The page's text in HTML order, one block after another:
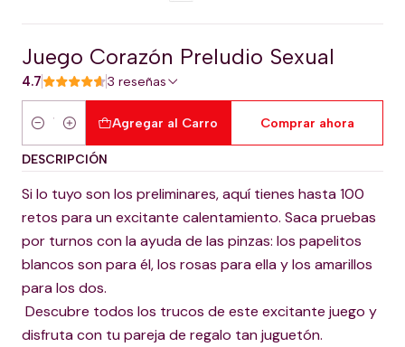
Juego Corazón Preludio Sexual
4.7 3 reseñas
Cantidad
Agregar al Carro Comprar ahora
DESCRIPCIÓN
Si lo tuyo son los preliminares, aquí tienes hasta 100
retos para un excitante calentamiento. Saca pruebas
por turnos con la ayuda de las pinzas: los papelitos
blancos son para él, los rosas para ella y los amarillos
para los dos.
Descubre todos los trucos de este excitante juego y
disfruta con tu pareja de regalo tan juguetón.